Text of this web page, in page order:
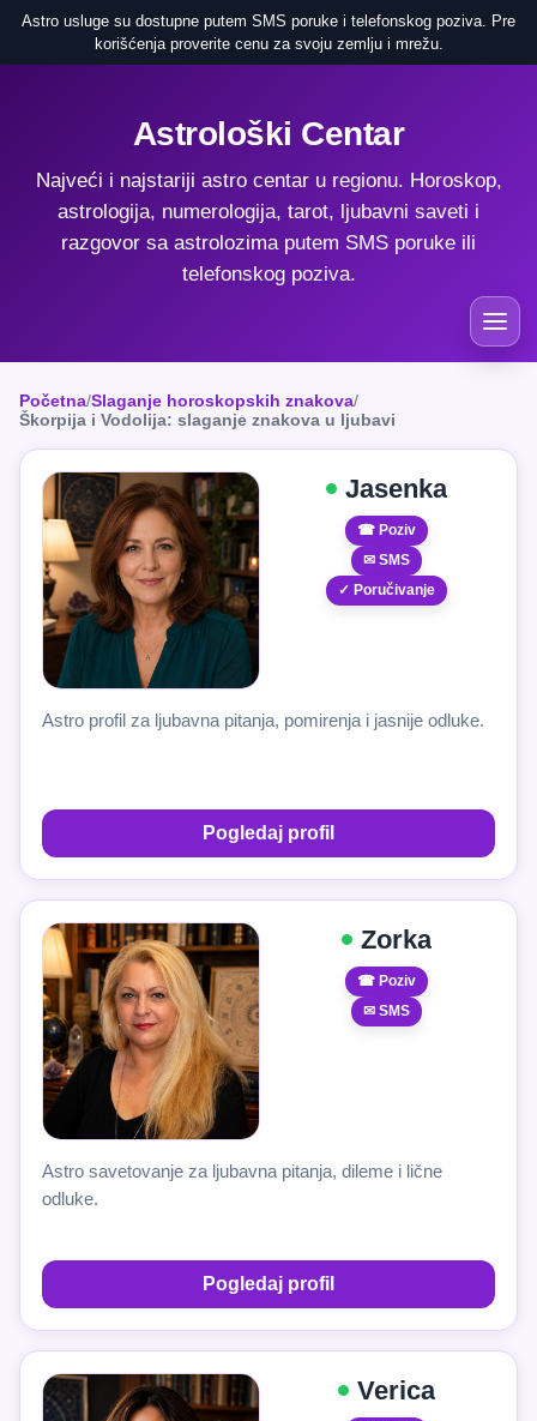
Astro usluge su dostupne putem SMS poruke i telefonskog poziva. Pre
korišćenja proverite cenu za svoju zemlju i mrežu.
Astrološki Centar
Najveći i najstariji astro centar u regionu. Horoskop,
astrologija, numerologija, tarot, ljubavni saveti i
razgovor sa astrolozima putem SMS poruke ili
telefonskog poziva.
Početna/Slaganje horoskopskih znakova/
Škorpija i Vodolija: slaganje znakova u ljubavi
Jasenka
☎ Poziv
✉ SMS
✓ Poručivanje
Astro profil za ljubavna pitanja, pomirenja i jasnije odluke.
Pogledaj profil
Zorka
☎ Poziv
✉ SMS
Astro savetovanje za ljubavna pitanja, dileme i lične
odluke.
Pogledaj profil
Verica